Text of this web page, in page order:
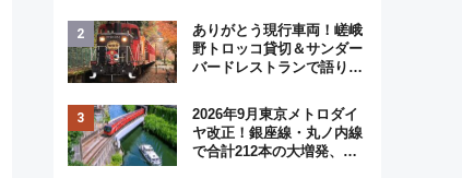
オムライス専門店「肉とた
まご」新グルメ続々登場！
【2026年8月】
ありがとう現行車両！嵯峨
野トロッコ貸切＆サンダー
バードレストランで語り合
原トシヒロと行く！9月13
日「京都の鉄道満喫ツア
ー」開催
2026年9月東京メトロダイ
ヤ改正！銀座線・丸ノ内線
で合計212本の大増発、混